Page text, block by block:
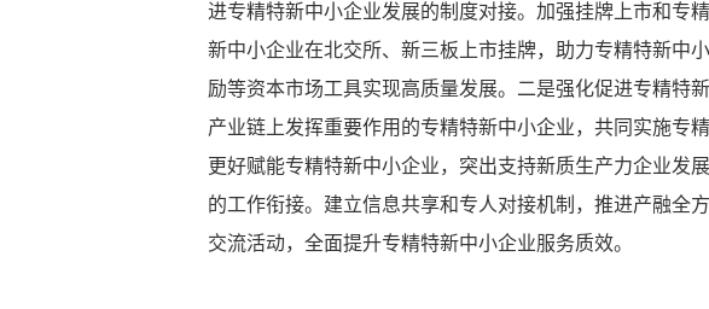
进专精特新中小企业发展的制度对接。加强挂牌上市和专
新中小企业在北交所、新三板上市挂牌，助力专精特新中
励等资本市场工具实现高质量发展。二是强化促进专精特
产业链上发挥重要作用的专精特新中小企业，共同实施专
更好赋能专精特新中小企业，突出支持新质生产力企业发
的工作衔接。建立信息共享和专人对接机制，推进产融全
交流活动，全面提升专精特新中小企业服务质效。